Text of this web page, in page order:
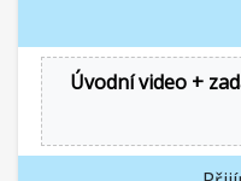
Úvodní video +